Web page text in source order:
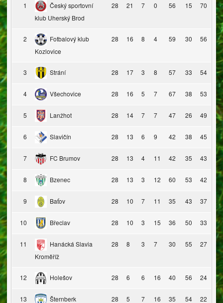
1
Český sportovní
klub Uherský Brod
28 21 7 0 56 15 70
2
Fotbalový klub
Kozlovice
28 16 8 4 59 30 56
3 Strání 28 17 3 8 57 33 54
4 Všechovice 28 16 5 7 67 38 53
5 Lanžhot 28 14 7 7 47 26 49
6 Slavičín 28 13 6 9 42 38 45
7 FC Brumov 28 13 4 11 42 35 43
8 Bzenec 28 13 3 12 60 53 42
9 Baťov 28 10 7 11 35 43 37
10 Břeclav 28 10 3 15 36 50 33
11
Hanácká Slavia
Kroměříž
28 8 3 7 30 55 27
12 Holešov 28 6 6 16 40 56 24
13 Šternberk 28 5 7 16 35 54 22